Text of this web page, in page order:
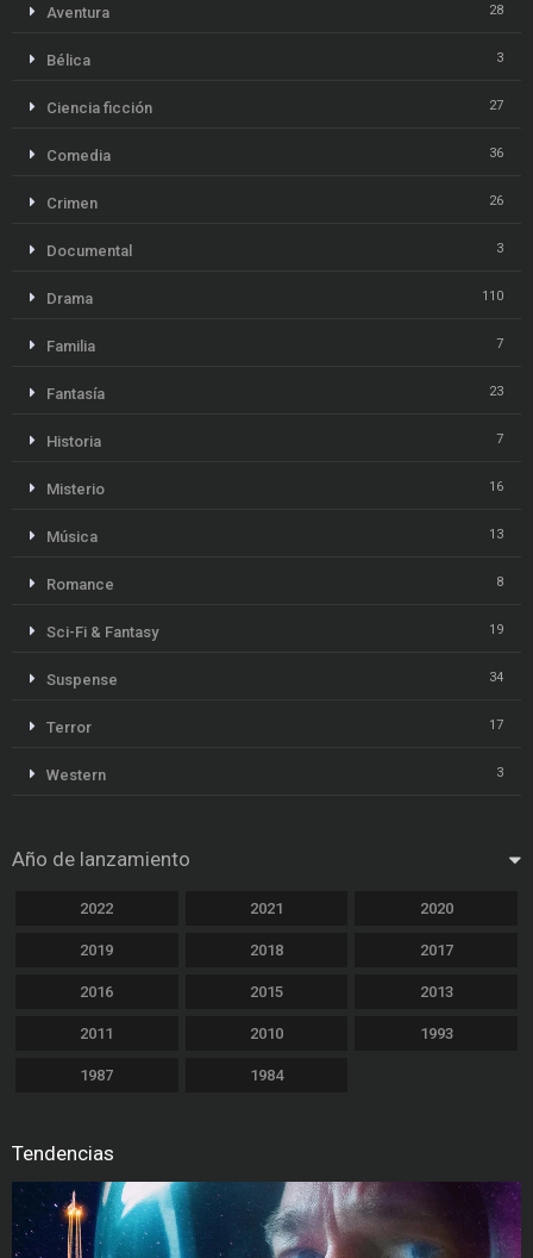
Aventura 28
Bélica 3
Ciencia ficción 27
Comedia 36
Crimen 26
Documental 3
Drama 110
Familia 7
Fantasía 23
Historia 7
Misterio 16
Música 13
Romance 8
Sci-Fi & Fantasy 19
Suspense 34
Terror 17
Western 3
Año de lanzamiento
2022 2021 2020
2019 2018 2017
2016 2015 2013
2011 2010 1993
1987 1984
Tendencias